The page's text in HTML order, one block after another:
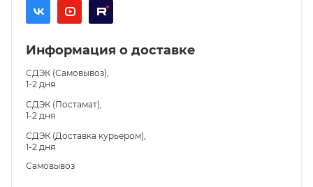
Информация о доставке
СДЭК (Самовывоз),
1-2 дня
СДЭК (Постамат),
1-2 дня
СДЭК (Доставка курьером),
1-2 дня
Самовывоз